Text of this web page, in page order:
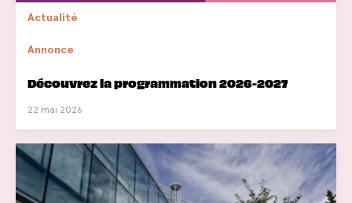
Actualité
Annonce
Découvrez la programmation 2026-2027
22 mai 2026